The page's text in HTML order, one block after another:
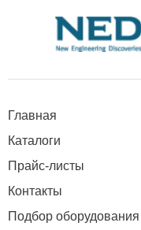
Главная
Каталоги
Прайс-листы
Контакты
Подбор оборудования